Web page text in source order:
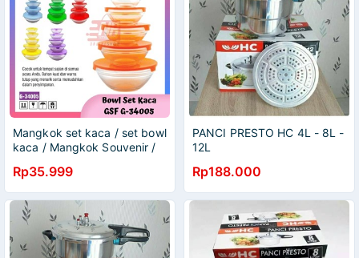
Mangkok set kaca / set bowl
kaca / Mangkok Souvenir /
Rp35.999
PANCI PRESTO HC 4L - 8L -
12L
Rp188.000